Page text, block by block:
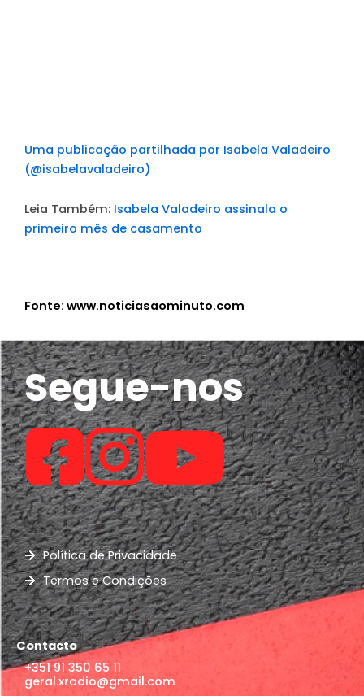
Uma publicação partilhada por Isabela Valadeiro
(@isabelavaladeiro)
Leia Também: Isabela Valadeiro assinala o
primeiro mês de casamento
Fonte: www.noticiasaominuto.com
Segue-nos
Política de Privacidade
Termos e Condições
Contacto
+351 91 350 65 11
geral.xradio@gmail.com